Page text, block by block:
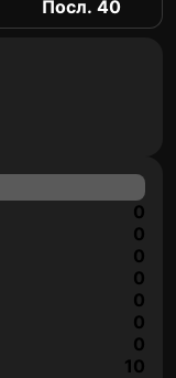
Посл. 40
0
0
0
0
0
0
0
10